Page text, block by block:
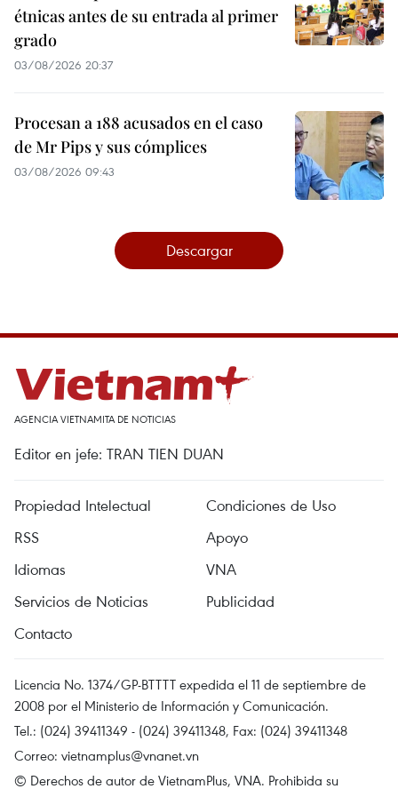
étnicas antes de su entrada al primer
grado
03/08/2026 20:37
Procesan a 188 acusados en el caso
de Mr Pips y sus cómplices
03/08/2026 09:43
Descargar
AGENCIA VIETNAMITA DE NOTICIAS
Editor en jefe: TRAN TIEN DUAN
Propiedad Intelectual
Condiciones de Uso
RSS
Apoyo
Idiomas
VNA
Servicios de Noticias
Publicidad
Contacto
Licencia No. 1374/GP-BTTTT expedida el 11 de septiembre de
2008 por el Ministerio de Información y Comunicación.
Tel.: (024) 39411349 - (024) 39411348, Fax: (024) 39411348
Correo: vietnamplus@vnanet.vn
© Derechos de autor de VietnamPlus, VNA. Prohibida su